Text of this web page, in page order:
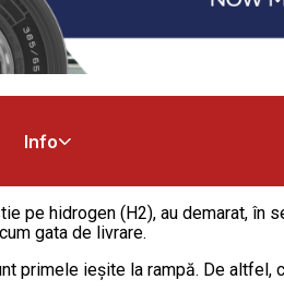
Info
pe hidrogen (H2), au demarat, în
gata de livrare.
primele ieșite la rampă. De